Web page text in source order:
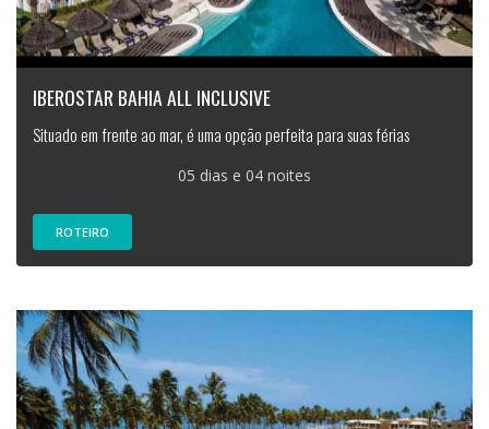
IBEROSTAR BAHIA ALL INCLUSIVE
Situado em frente ao mar, é uma opção perfeita para suas férias
05 dias e 04 noites
ROTEIRO